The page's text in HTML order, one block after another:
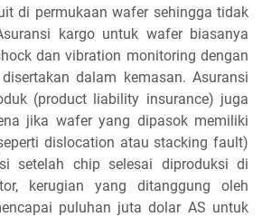
di permukaan wafer sehingga tidak
kargo untuk wafer biasanya
dan vibration monitoring dengan
dalam kemasan. Asuransi
(product liability insurance) juga
jika wafer yang dipasok memiliki
dislocation atau stacking fault)
setelah chip selesai diproduksi di
kerugian yang ditanggung oleh
puluhan juta dolar AS untuk